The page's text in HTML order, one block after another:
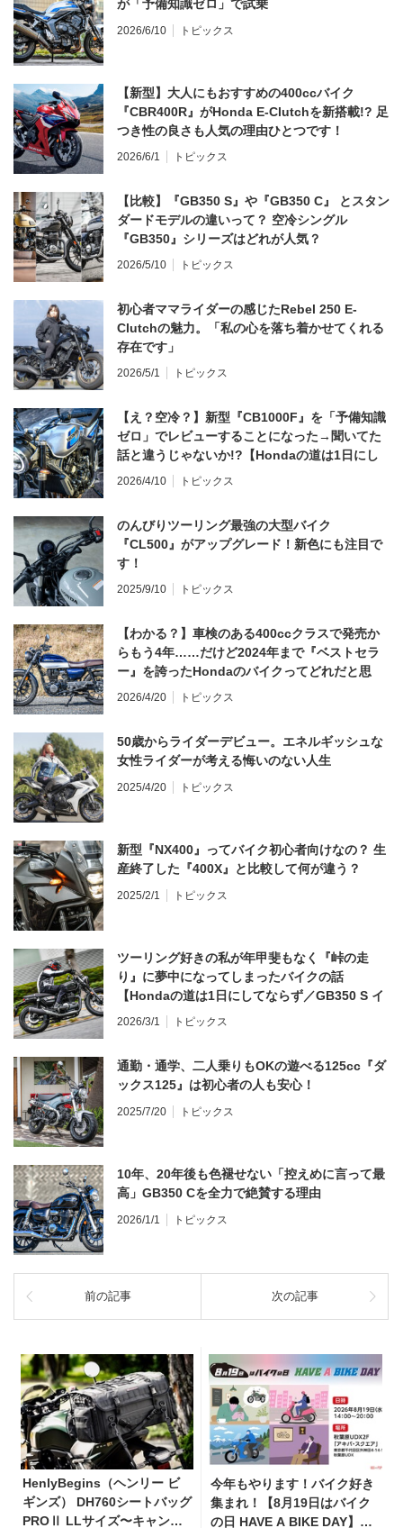
が「予備知識ゼロ」で試乗
2026/6/10 トピックス
【新型】大人にもおすすめの400ccバイク
『CBR400R』がHonda E-Clutchを新搭載!? 足
つき性の良さも人気の理由ひとつです！
2026/6/1 トピックス
【比較】『GB350 S』や『GB350 C』 とスタン
ダードモデルの違いって？ 空冷シングル
『GB350』シリーズはどれが人気？
2026/5/10 トピックス
初心者ママライダーの感じたRebel 250 E-
Clutchの魅力。「私の心を落ち着かせてくれる
存在です」
2026/5/1 トピックス
【え？空冷？】新型『CB1000F』を「予備知識
ゼロ」でレビューすることになった→聞いてた
話と違うじゃないか!?【Hondaの道は1日にし
てならず／CB1000F ①第一印象 編】
2026/4/10 トピックス
のんびりツーリング最強の大型バイク
『CL500』がアップグレード！新色にも注目で
す！
2025/9/10 トピックス
【わかる？】車検のある400ccクラスで発売か
らもう4年……だけど2024年まで『ベストセラ
ー』を誇ったHondaのバイクってどれだと思
う？
2026/4/20 トピックス
50歳からライダーデビュー。エネルギッシュな
女性ライダーが考える悔いのない人生
2025/4/20 トピックス
新型『NX400』ってバイク初心者向けなの？ 生
産終了した『400X』と比較して何が違う？
2025/2/1 トピックス
ツーリング好きの私が年甲斐もなく『峠の走
り』に夢中になってしまったバイクの話
【Hondaの道は1日にしてならず／GB350 S イ
ンプレ・レビュー 前編】
2026/3/1 トピックス
通勤・通学、二人乗りもOKの遊べる125cc『ダ
ックス125』は初心者の人も安心！
2025/7/20 トピックス
10年、20年後も色褪せない「控えめに言って最
高」GB350 Cを全力で絶賛する理由
2026/1/1 トピックス
前の記事 次の記事
HenlyBegins（ヘンリー ビ
ギンズ） DH760シートバッグ
PROⅡ LLサイズ〜キャンプ
今年もやります！バイク好き
集まれ！【8月19日はバイク
の日 HAVE A BIKE DAY】を